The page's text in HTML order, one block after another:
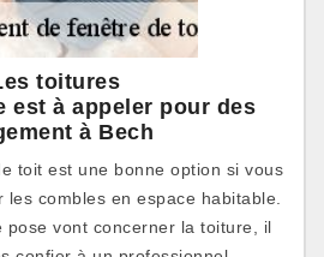
toitures
est à appeler pour des
à Bech
toit est une bonne option si vous
les combles en espace habitable.
pose vont concerner la toiture, il